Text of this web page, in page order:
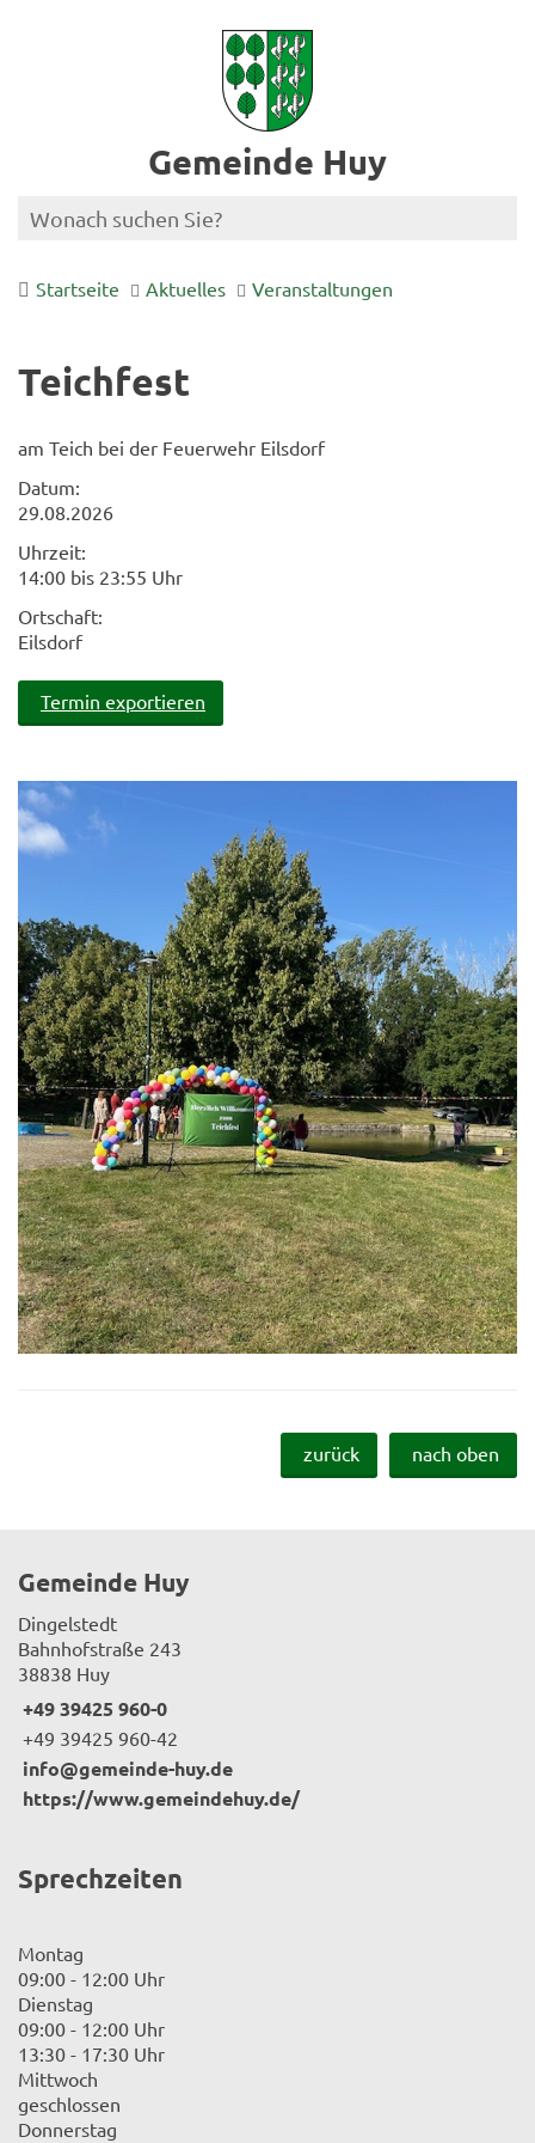
Gemeinde Huy
Startseite Aktuelles Veranstaltungen
Teichfest
am Teich bei der Feuerwehr Eilsdorf
Datum:
29.08.2026
Uhrzeit:
14:00 bis 23:55 Uhr
Ortschaft:
Eilsdorf
Termin exportieren
zurück nach oben
Gemeinde Huy
Dingelstedt
Bahnhofstraße 243
38838 Huy
+49 39425 960-0
+49 39425 960-42
info@gemeinde-huy.de
https://www.gemeindehuy.de/
Sprechzeiten
Montag
09:00 - 12:00 Uhr
Dienstag
09:00 - 12:00 Uhr
13:30 - 17:30 Uhr
Mittwoch
geschlossen
Donnerstag